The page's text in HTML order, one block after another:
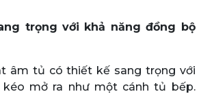
trọng với khả năng đồng bộ
âm tủ có thiết kế sang trọng với
kéo mở ra như một cánh tủ bếp.